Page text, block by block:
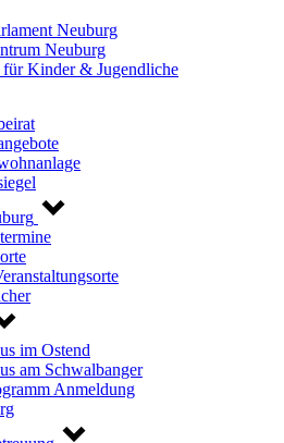
Neuburg
Neuburg
für Kinder & Jugendliche
im Ostend
am Schwalbanger
Anmeldung